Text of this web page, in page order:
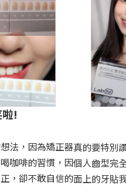
!
法，因為矯正器
咖啡的習慣，因
，卻不敢自信的
真的要特別
個人齒型完
面上的牙貼